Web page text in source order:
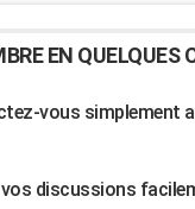
EN QUELQUES
vous simplement
discussions